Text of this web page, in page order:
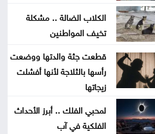
المواصفات والمقاييس: لا شكاوى
أسطوانات الغاز الجديدة
المواصفات والمقاييس: لا خلل في
المحروقات أو مادة البنزين
قتلى ومصابون بانفجار عبوة ناسفة
حافلة ركاب في جرمانا بريف
الكلاب الضالة .. مشكلة
تخيف المواطنين
قطعت جثة والدتها ووضعت
رأسها بالثلاجة لأنها أفشلت
زيجاتها
لمحبي الفلك .. أبرز الأحداث
الفلكية في آب